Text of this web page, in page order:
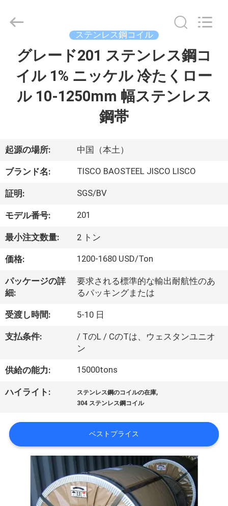
ク
ト
私
達
つ
い
て
工
場
旅
品
JIANGSU
LIMITED.
ステンレス鋼コイル
グレード201 ステンレス鋼コ
イル 1% ニッケル 冷たくロー
ル 10-1250mm 幅ステンレス
鋼帯
起源の場所: 中国（本土）
ブランド名: TISCO BAOSTEEL JISCO LISCO
証明: SGS/BV
モデル番号: 201
最小注文数量: 2 トン
価格: 1200-1680 USD/Ton
パッケージの詳
細:
要求される標準的な輸出耐航性のあ
るパッキングまたは
受渡し時間: 5-10 日
支払条件:
/ TのL / CのTは、ウェスタンユニオ
ン
供給の能力: 15000tons
ハイライト: ステンレス鋼のコイルの在庫,
304 ステンレス鋼コイル
ベストプライス